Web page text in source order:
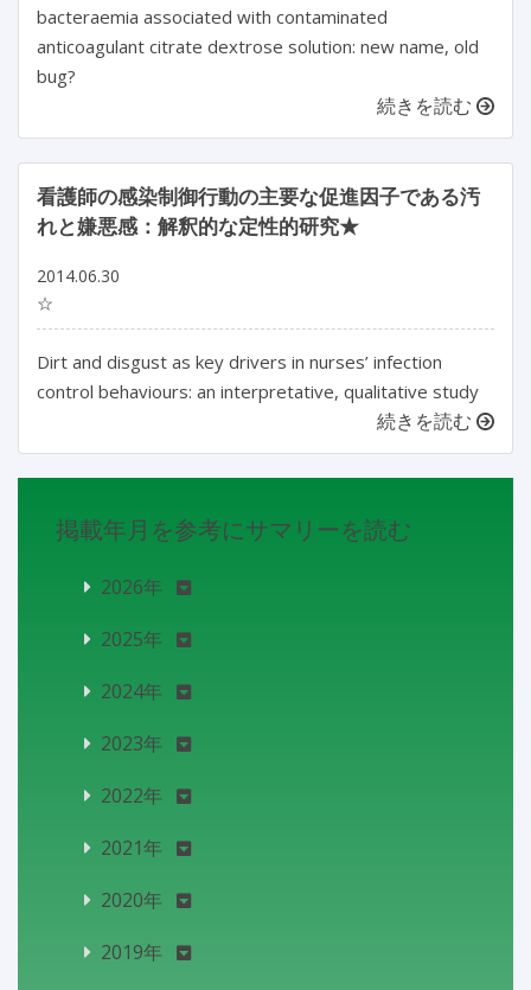
bacteraemia associated with contaminated
anticoagulant citrate dextrose solution: new name, old
bug?
続きを読む
看護師の感染制御行動の主要な促進因子である汚
れと嫌悪感：解釈的な定性的研究★
2014.06.30
☆
Dirt and disgust as key drivers in nurses’ infection
control behaviours: an interpretative, qualitative study
続きを読む
掲載年月を参考にサマリーを読む
2026年
2025年
2024年
2023年
2022年
2021年
2020年
2019年